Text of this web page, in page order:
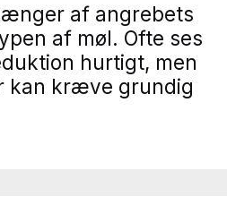
af angrebets
af møl. Ofte ses
hurtigt, men
kan kræve grundig